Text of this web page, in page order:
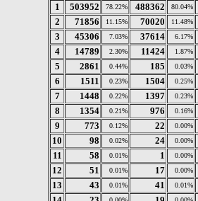
1
503952 78.22% 488362 80.04%
2 71856 11.15% 70020 11.48%
3 45306 7.03% 37614 6.17%
4 14789 2.30% 11424 1.87%
5 2861 0.44% 185 0.03%
6 1511 0.23% 1504 0.25%
7 1448 0.22% 1397 0.23%
8 1354 0.21% 976 0.16%
9 773 0.12% 22 0.00%
10 98 0.02% 24 0.00%
11 58 0.01% 1 0.00%
12 51 0.01% 17 0.00%
13 43 0.01% 41 0.01%